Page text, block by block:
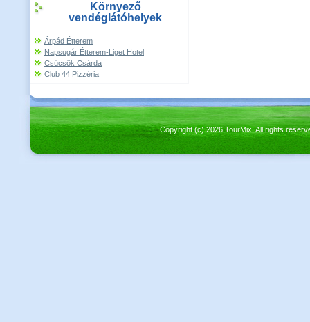
Környező
vendéglátóhelyek
Árpád Étterem
Napsugár Étterem-Liget Hotel
Csücsök Csárda
Club 44 Pizzéria
Copyright (c) 2026 TourMix. All rights